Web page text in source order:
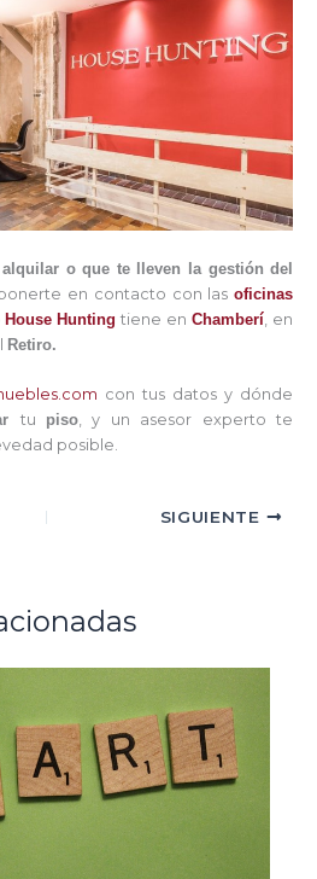
alquilaro que te lleven la gestión del
en contacto con lasoficinas
House Hunting tiene enChamberí , en
Retiro.
con tus datos y dónde
tu piso, y un asesor experto te
posible.
SIGUIENTE